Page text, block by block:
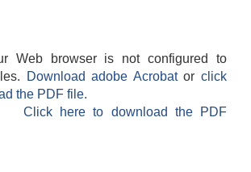
Web browser is not configured to
Download adobe Acrobatorclick
the PDF file.
Click here to download the PDF